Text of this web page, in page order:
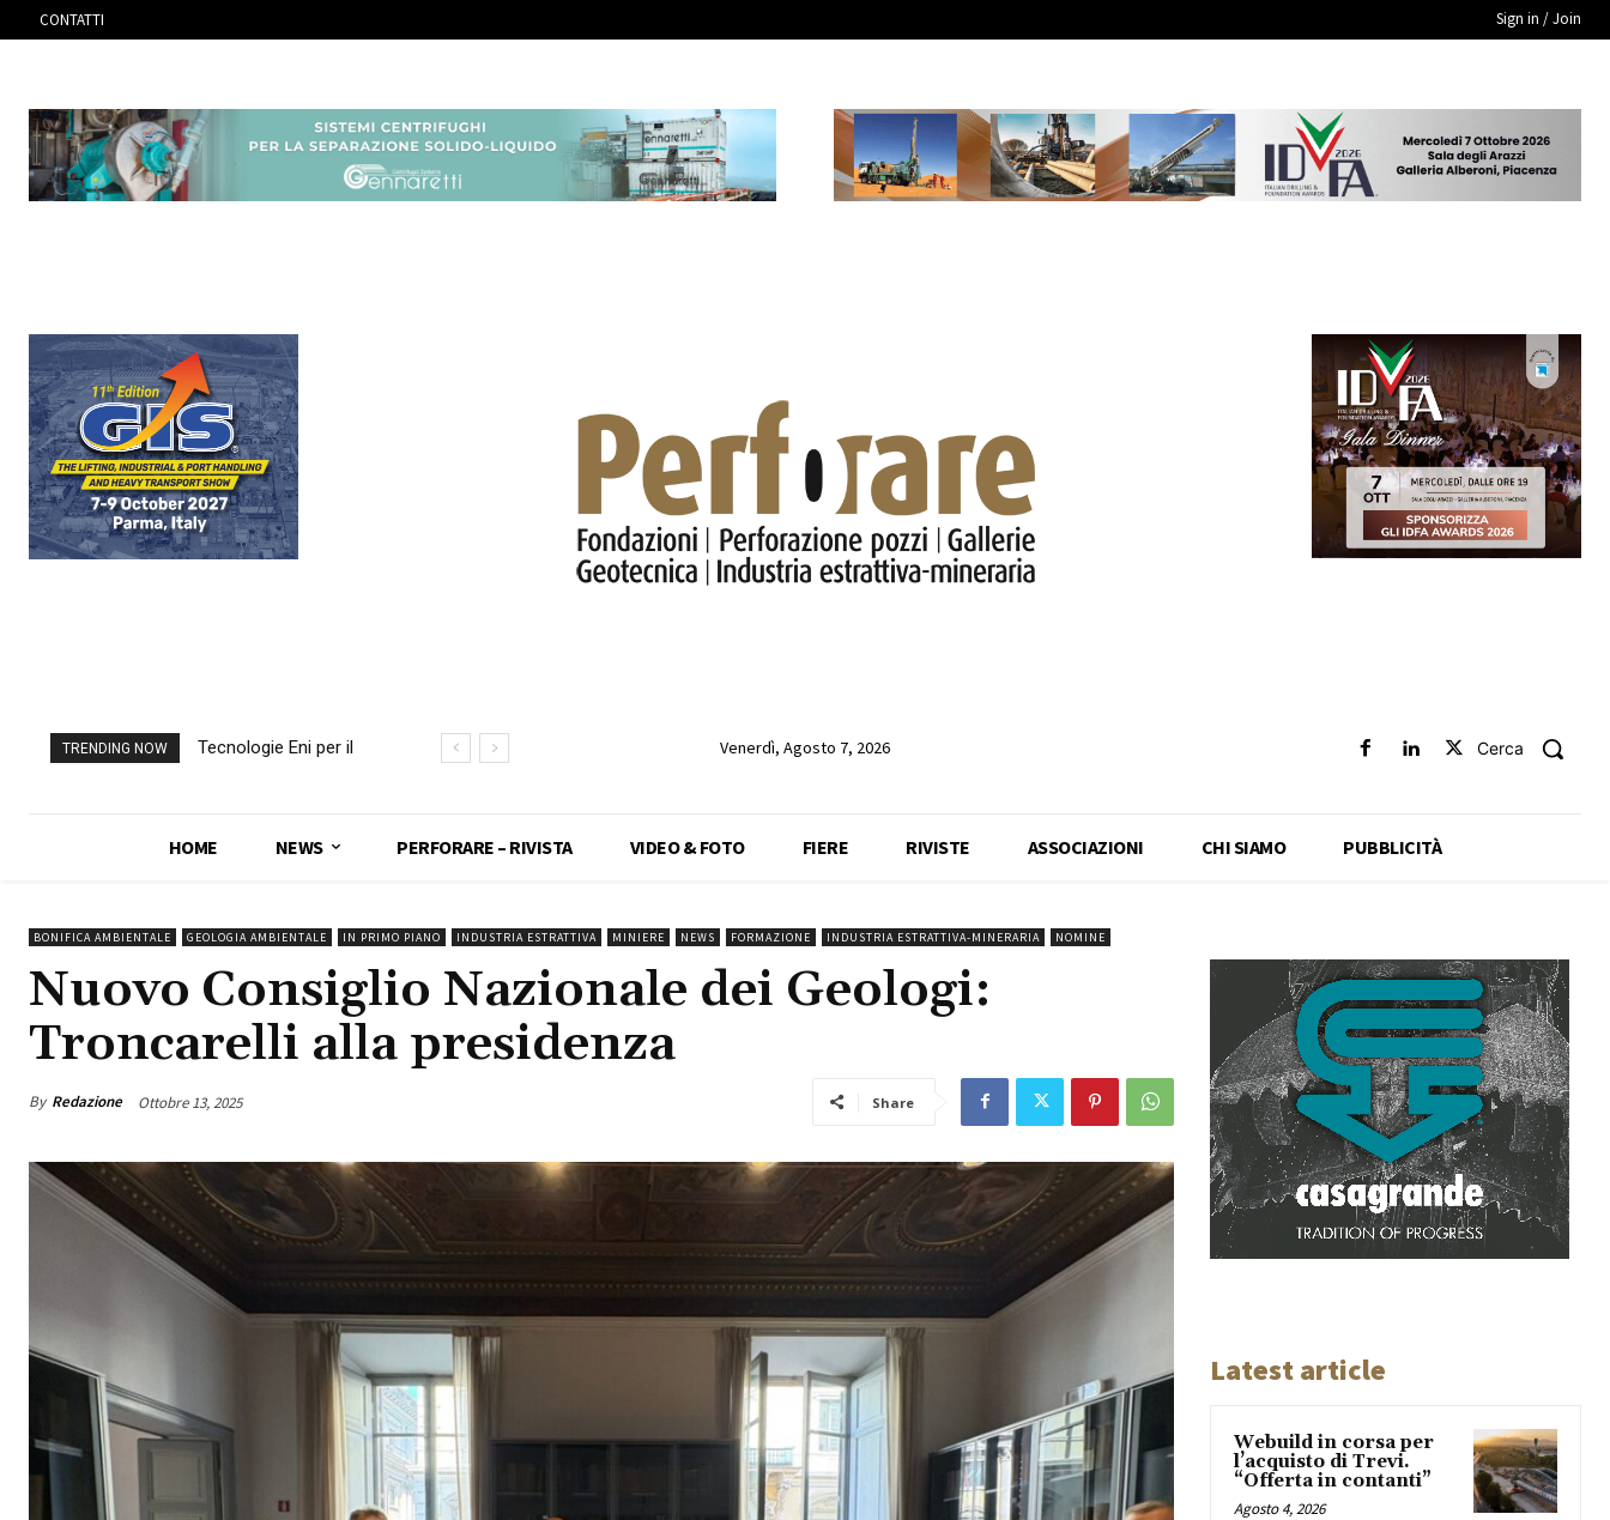
CONTATTI Sign in / Join
TRENDING NOW
Webuild in corsa per
Tecnologie Eni per il
Basilica di San Pietro
Venerdì, Agosto 7, 2026 Cerca
HOME NEWS PERFORARE – RIVISTA VIDEO & FOTO FIERE RIVISTE ASSOCIAZIONI CHI SIAMO PUBBLICITÀ
BONIFICA AMBIENTALE GEOLOGIA AMBIENTALE IN PRIMO PIANO INDUSTRIA ESTRATTIVA MINIERE NEWS FORMAZIONE INDUSTRIA ESTRATTIVA-MINERARIA NOMINE
Nuovo Consiglio Nazionale dei Geologi:
Troncarelli alla presidenza
By Redazione Ottobre 13, 2025 Share
Latest article
Webuild in corsa per
l’acquisto di Trevi.
“Offerta in contanti”
Agosto 4, 2026